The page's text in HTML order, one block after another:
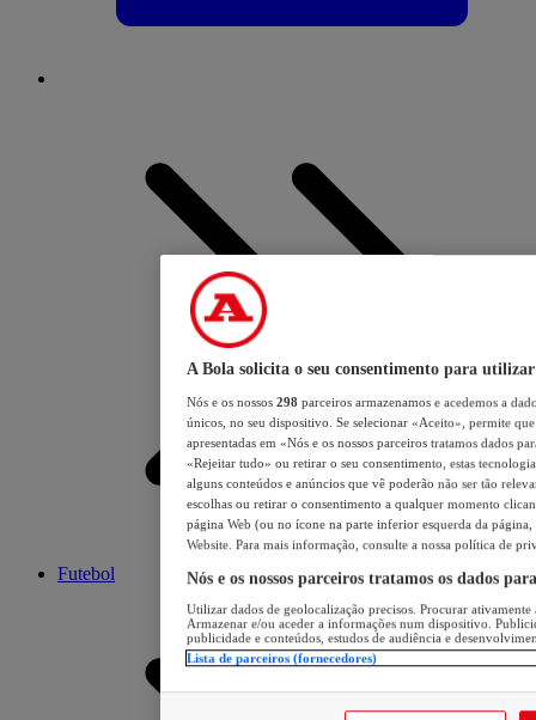
Futebol
A Bola solicita o seu consentimento para utilizar
Nós e os nossos 298 parceiros armazenamos e acedemos a
únicos, no seu dispositivo. Se selecionar «Aceito», permite
apresentadas em «Nós e os nossos parceiros tratamos dados
«Rejeitar tudo» ou retirar o seu consentimento, estas
alguns conteúdos e anúncios que vê poderão não ser tão
escolhas ou retirar o consentimento a qualquer momento
página Web (ou no ícone na parte inferior esquerda da página,
Website. Para mais informação, consulte a nossa política de
Nós e os nossos parceiros tratamos os dados
Utilizar dados de geolocalização precisos. Procurar
Armazenar e/ou aceder a informações num dispositivo.
publicidade e conteúdos, estudos de audiência e
Lista de parceiros (fornecedores)